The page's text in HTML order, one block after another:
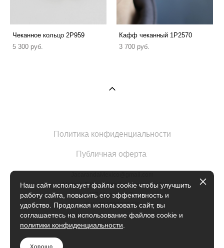
Чеканное кольцо 2P959
5 300 pуб.
Кафф чеканный 1P2570
3 700 pуб.
Политика конфиденциальности
Публичная оферта
Москва Б.Кисловский переулок 1с2
ИП Марова Е.Е.
ИНН 504902735420
Наш сайт использует файлы cookie чтобы улучшить
работу сайта, повысить его эффективность и
удобство. Продолжая использовать сайт, вы
соглашаетесь на использование файлов cookie и
политики конфиденциальности
Хорошо